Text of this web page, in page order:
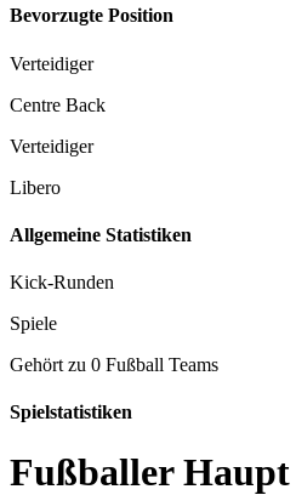
Bevorzugte Position
Verteidiger
Centre Back
Verteidiger
Libero
Allgemeine Statistiken
Kick-Runden
Spiele
Gehört zu 0 Fußball Teams
Spielstatistiken
Fußballer Haupt